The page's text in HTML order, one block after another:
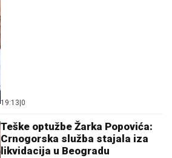
19:13 0
Teške optužbe Žarka Popovića:
Crnogorska služba stajala iza
likvidacija u Beogradu